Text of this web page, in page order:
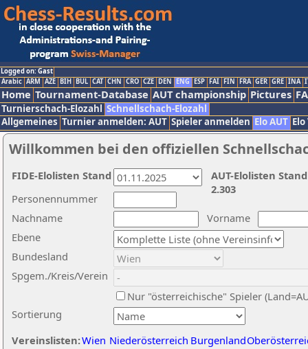
Logged on: Gast
Arabic ARM AZE BIH BUL CAT CHN CRO CZE DEN ENG ESP FAI FIN FRA GER GRE INA
Home Tournament-Database AUT championship Pictures
Turnierschach-Elozahl Schnellschach-Elozahl
Allgemeines Turnier anmelden: AUT Spieler anmelden Elo AUT
Willkommen bei den offiziellen
Nachname
Vorname
Ebene
Sortierung
Personennummer
Bundesland
Spgem./Kreis/Verein
Nur "österreichische" Spieler
Vereinslisten:Wien Niederösterreich Burgenland
AUT-Elolisten
2.303
FIDE-Elolisten Stand